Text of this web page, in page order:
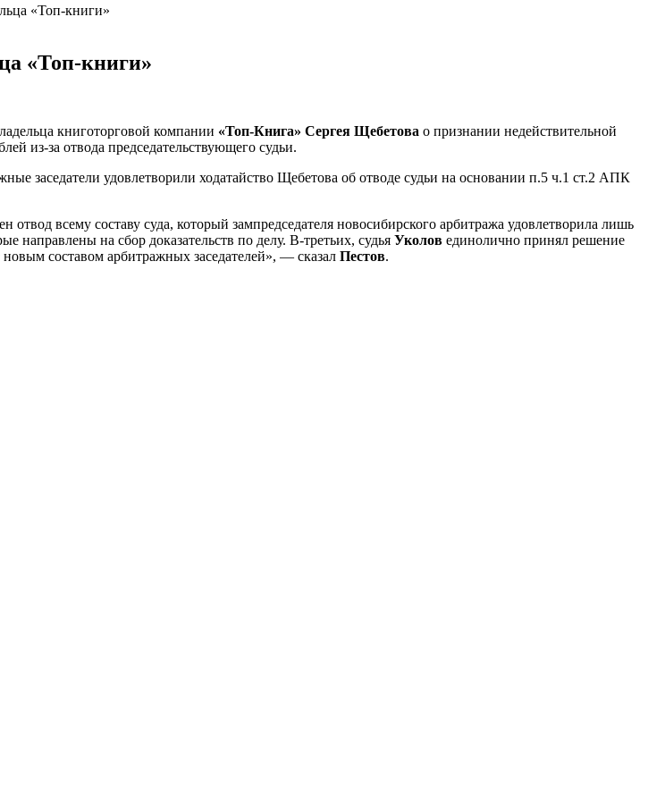
«Топ-книги»
«Топ-книги»
книготорговой компании «Топ-Книга» Сергея Щебетова о признании недействительной
из-за отвода председательствующего судьи.
заседатели удовлетворили ходатайство Щебетова об отводе судьи на основании п.5 ч.1 ст.2 АПК
отвод всему составу суда, который зампредседателя новосибирского арбитража удовлетворила лишь
направлены на сбор доказательств по делу. В-третьих, судья Уколов единолично принял решение
составом арбитражных заседателей», — сказал Пестов.